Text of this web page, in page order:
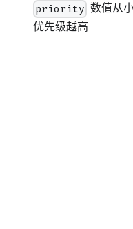
priority 数值从
优先级越高